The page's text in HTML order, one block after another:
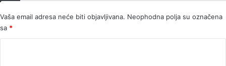
Vaša email adresa neće biti objavljivana. Neophodna polja su označena
sa *